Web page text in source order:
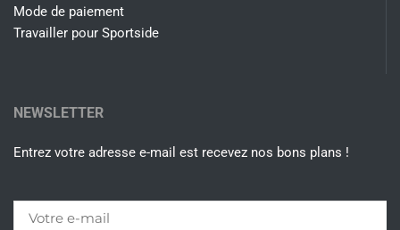
Mode de paiement
Travailler pour Sportside
NEWSLETTER
Entrez votre adresse e-mail est recevez nos bons plans !